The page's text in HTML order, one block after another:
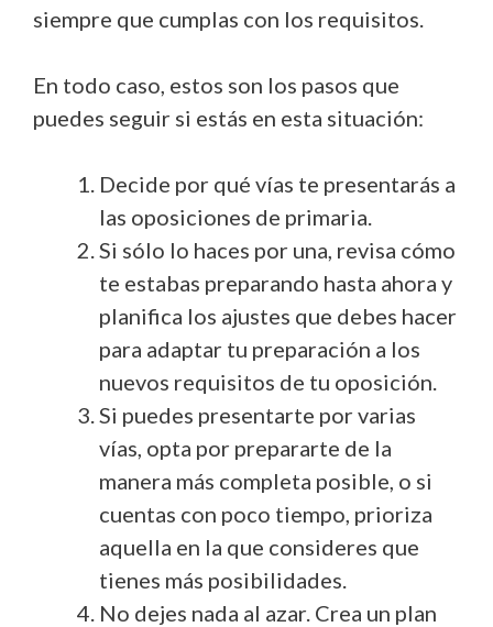
siempre que cumplas con los requisitos.
En todo caso, estos son los pasos que
puedes seguir si estás en esta situación:
Decide por qué vías te presentarás a
las oposiciones de primaria.
Si sólo lo haces por una, revisa cómo
te estabas preparando hasta ahora y
planifica los ajustes que debes hacer
para adaptar tu preparación a los
nuevos requisitos de tu oposición.
Si puedes presentarte por varias
vías, opta por prepararte de la
manera más completa posible, o si
cuentas con poco tiempo, prioriza
aquella en la que consideres que
tienes más posibilidades.
No dejes nada al azar. Crea un plan